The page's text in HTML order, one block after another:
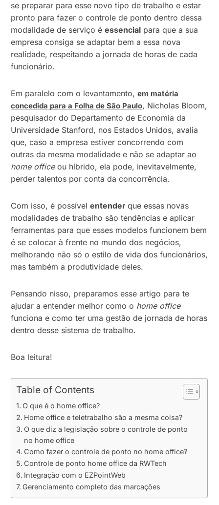
se preparar para esse novo tipo de trabalho e estar
pronto para fazer o controle de ponto dentro dessa
modalidade de serviço éessencial para que a sua
empresa consiga se adaptar bem a essa nova
realidade, respeitando a jornada de horas de cada
funcionário.
Em paralelo com o levantamento,em matéria
concedida para a Folha de São Paulo, Nicholas Bloom,
pesquisador do Departamento de Economia da
Universidade Stanford, nos Estados Unidos, avalia
que, caso a empresa estiver concorrendo com
outras da mesma modalidade e não se adaptar ao
home officeou híbrido, ela pode, inevitavelmente,
perder talentos por conta da concorrência.
Com isso, é possívelentenderque essas novas
modalidades de trabalho são tendências e aplicar
ferramentas para que esses modelos funcionem bem
é se colocar à frente no mundo dos negócios,
melhorando não só o estilo de vida dos funcionários,
mas também a produtividade deles.
Pensando nisso, preparamos esse artigo para te
ajudar a entender melhor como o home office
funciona e como ter uma gestão de jornada de horas
dentro desse sistema de trabalho.
Boa leitura!
Table of Contents
O que é o home office?
Home office e teletrabalho são a mesma coisa?
O que diz a legislação sobre o controle de ponto
no home office
Como fazer o controle de ponto no home office?
Controle de ponto home office da RWTech
Integração com o EZPointWeb
Gerenciamento completo das marcações